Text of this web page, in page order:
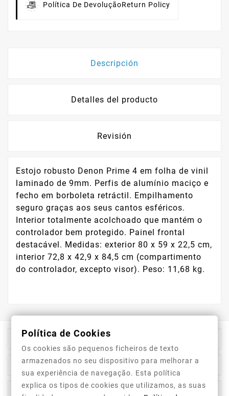
Política De DevoluçãoReturn Policy
Descripción
Detalles del producto
Revisión
Estojo robusto Denon Prime 4 em folha de vinil
laminado de 9mm. Perfis de alumínio maciço e
fecho em borboleta retráctil. Empilhamento
seguro graças aos seus cantos esféricos.
Interior totalmente acolchoado que mantém o
controlador bem protegido. Painel frontal
destacável. Medidas: exterior 80 x 59 x 22,5 cm,
interior 72,8 x 42,9 x 84,5 cm (compartimento
do controlador, excepto visor). Peso: 11,68 kg.
Información De La Tienda
Category
Our Company
Política de Cookies
Os cookies são pequenos ficheiros de texto
armazenados no seu dispositivo para melhorar a
sua experiência de navegação. Esta política
explica os tipos de cookies que utilizamos, as suas